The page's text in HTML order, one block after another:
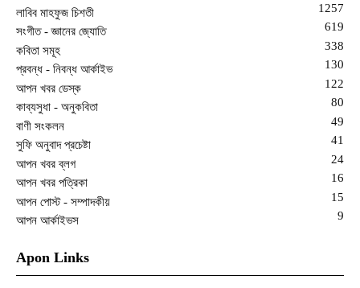
লাবিব মাহফুজ চিশতী
1257
সংগীত - জ্ঞানের জ্যোতি
619
কবিতা সমূহ
338
প্রবন্ধ - নিবন্ধ আর্কাইভ
130
আপন খবর ডেস্ক
122
কাব্যসুধা - অনুকবিতা
80
বাণী সংকলন
49
সুফি অনুবাদ প্রচেষ্টা
41
আপন খবর ব্লগ
24
আপন খবর পত্রিকা
16
আপন পোস্ট - সম্পাদকীয়
15
আপন আর্কাইভস
9
Apon Links